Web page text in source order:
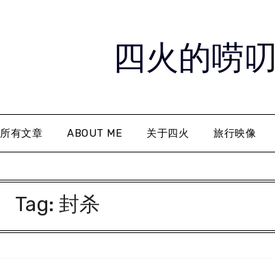
四火的唠叨
所有文章 ABOUT ME 关于四火 旅行映像
Tag:封杀